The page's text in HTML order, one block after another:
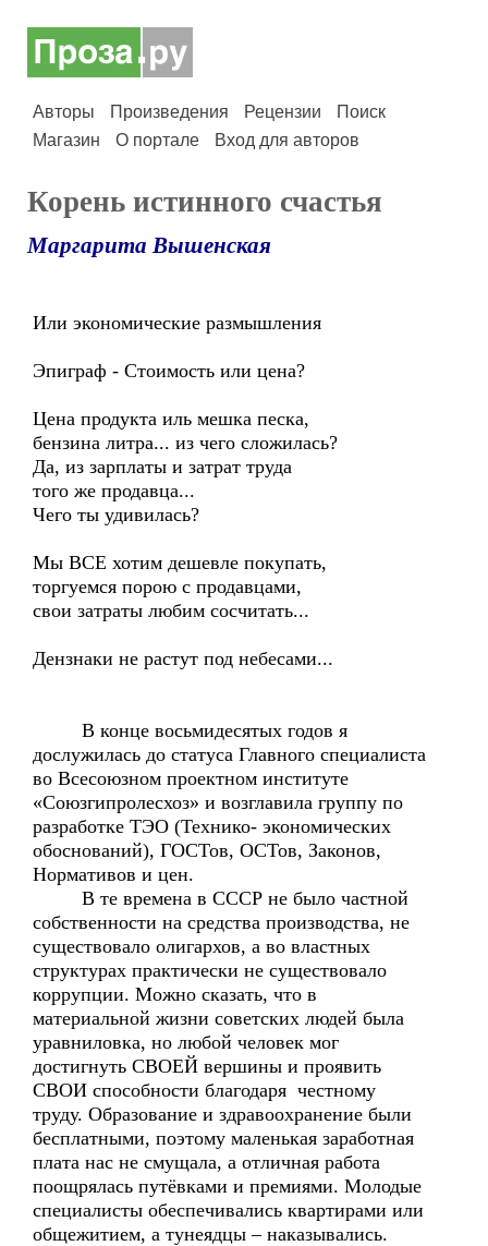
Авторы Произведения Рецензии
Поиск
Магазин
О портале Вход для авторов
Корень истинного счастья
Маргарита Вышенская
Или экономические размышления
Эпиграф - Стоимость или цена?
Цена продукта иль мешка песка,
бензина литра... из чего сложилась?
Да, из зарплаты и затрат труда
того же продавца...
Чего ты удивилась?
Мы ВСЕ хотим дешевле покупать,
торгуемся порою с продавцами,
свои затраты любим сосчитать...
Дензнаки не растут под небесами...
В конце восьмидесятых годов я
дослужилась до статуса Главного специалиста
во Всесоюзном проектном институте
«Союзгипролесхоз» и возглавила группу по
разработке ТЭО (Технико- экономических
обоснований), ГОСТов, ОСТов, Законов,
Нормативов и цен.
В те времена в СССР не было частной
собственности на средства производства, не
существовало олигархов, а во властных
структурах практически не существовало
коррупции. Можно сказать, что в
материальной жизни советских людей была
уравниловка, но любой человек мог
достигнуть СВОЕЙ вершины и проявить
СВОИ способности благодаря честному
труду. Образование и здравоохранение были
бесплатными, поэтому маленькая заработная
плата нас не смущала, а отличная работа
поощрялась путёвками и премиями. Молодые
специалисты обеспечивались квартирами или
общежитием, а тунеядцы – наказывались.